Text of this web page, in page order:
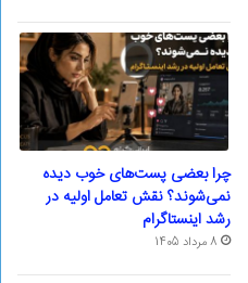
چرا بعضی پست‌های خوب دیده
نمی‌شوند؟ نقش تعامل اولیه در
رشد اینستاگرام
8 مرداد 1405